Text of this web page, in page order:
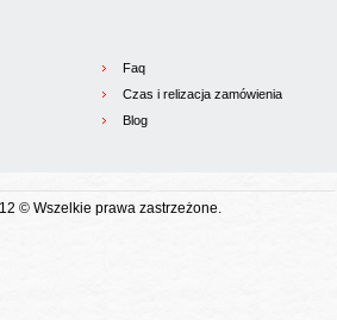
Faq
Czas i relizacja zamówienia
Blog
© Wszelkie prawa zastrzeżone.